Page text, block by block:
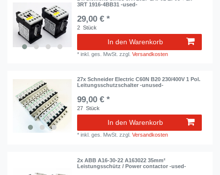
3RT 1916-4BB31 -used-
29,00 € *
2 Stück
In den Warenkorb
*inkl. ges. MwSt. zzgl.Versandkosten
27x Schneider Electric C60N B20 230/400V 1 Pol.
Leitungsschutzschalter -unused-
99,00 € *
27 Stück
In den Warenkorb
*inkl. ges. MwSt. zzgl.Versandkosten
2x ABB A16-30-22 A163022 35mm²
Leistungsschütz / Power contactor -used-